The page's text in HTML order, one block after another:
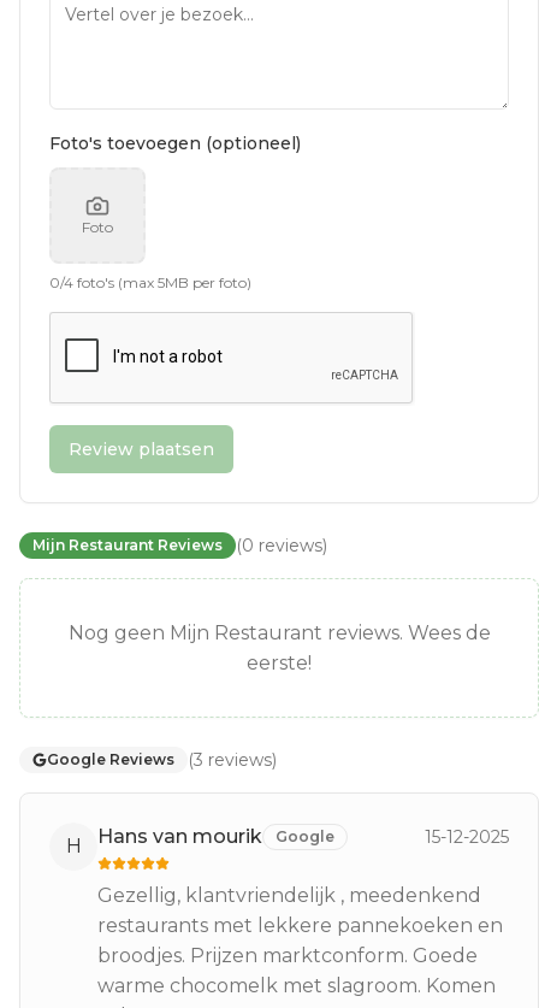
Foto's toevoegen (optioneel)
Foto
0/4 foto's (max 5MB per foto)
Review plaatsen
Mijn Restaurant Reviews (0 reviews)
Nog geen Mijn Restaurant reviews. Wees de
eerste!
Google Reviews (3 reviews)
H Hans van mourik Google 15-12-2025
Gezellig, klantvriendelijk , meedenkend
restaurants met lekkere pannekoeken en
broodjes. Prijzen marktconform. Goede
warme chocomelk met slagroom. Komen